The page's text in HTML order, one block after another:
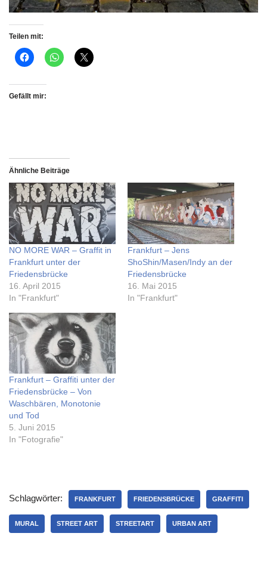
Teilen mit:
Gefällt mir:
Ähnliche Beiträge
NO MORE WAR – Graffit in
Frankfurt unter der
Friedensbrücke
16. April 2015
In "Frankfurt"
Frankfurt – Jens
ShoShin/Masen/Indy an der
Friedensbrücke
16. Mai 2015
In "Frankfurt"
Frankfurt – Graffiti unter der
Friedensbrücke – Von
Waschbären, Monotonie
und Tod
5. Juni 2015
In "Fotografie"
Schlagwörter: FRANKFURT FRIEDENSBRÜCKE GRAFFITI
MURAL STREET ART STREETART URBAN ART